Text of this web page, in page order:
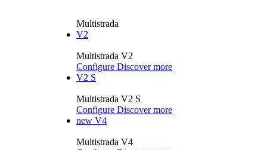
Multistrada
V2
Multistrada V2
Configure Discover more
V2 S
Multistrada V2 S
Configure Discover more
new V4
Multistrada V4